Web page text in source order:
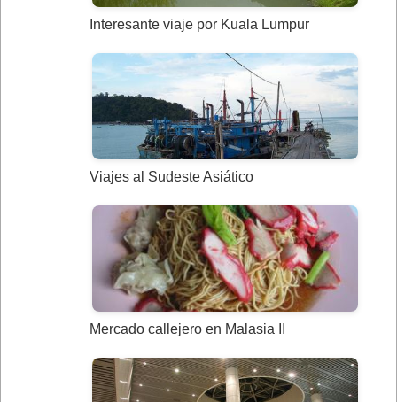
Interesante viaje por Kuala Lumpur
Viajes al Sudeste Asiático
Mercado callejero en Malasia II